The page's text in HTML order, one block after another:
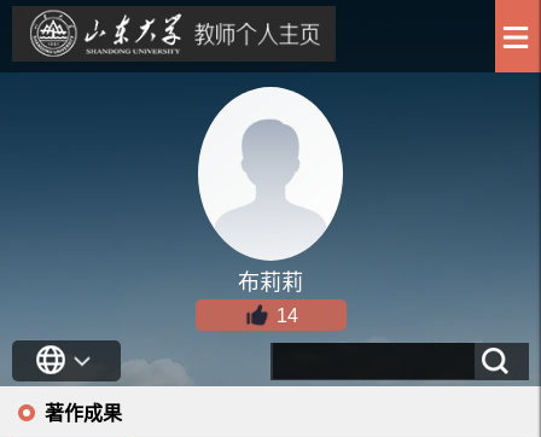
布莉莉
14
著作成果